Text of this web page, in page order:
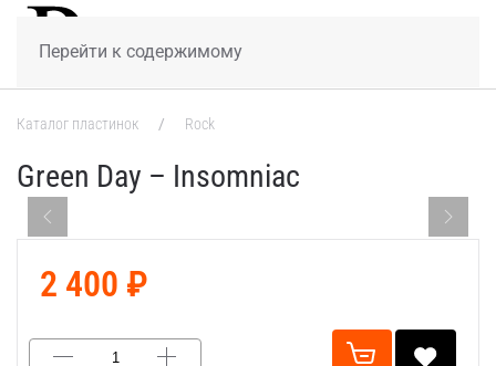
Перейти к содержимому
Каталог пластинок Rock
Green Day – Insomniac
2 400 ₽